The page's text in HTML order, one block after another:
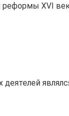
реформы XVI
деятелей